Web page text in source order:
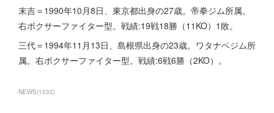
末吉＝1990年10月8日、東京都出身の27歳。帝拳ジム所属。
右ボクサーファイター型。戦績:19戦18勝（11KO）1敗。
三代＝1994年11月13日、島根県出身の23歳。ワタナベジム所
属。右ボクサーファイター型。戦績:6戦6勝（2KO）。
NEWS(1032)